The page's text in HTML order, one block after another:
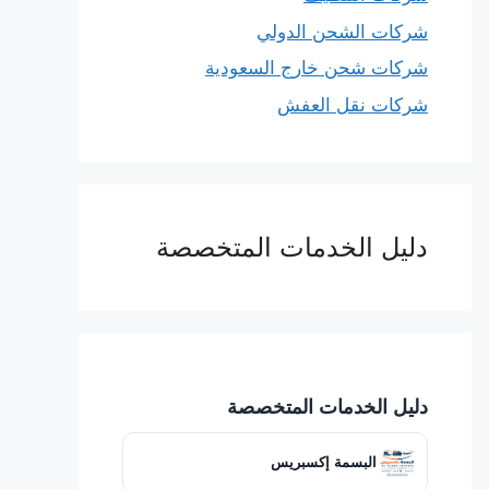
شركات الشحن الدولي
شركات شحن خارج السعودية
شركات نقل العفش
دليل الخدمات المتخصصة
دليل الخدمات المتخصصة
البسمة إكسبريس